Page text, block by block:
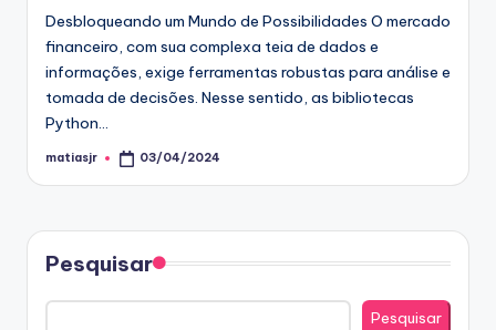
Desbloqueando um Mundo de Possibilidades O mercado
financeiro, com sua complexa teia de dados e
informações, exige ferramentas robustas para análise e
tomada de decisões. Nesse sentido, as bibliotecas
Python…
Posted
matiasjr 03/04/2024
Pesquisar
Pesquisar